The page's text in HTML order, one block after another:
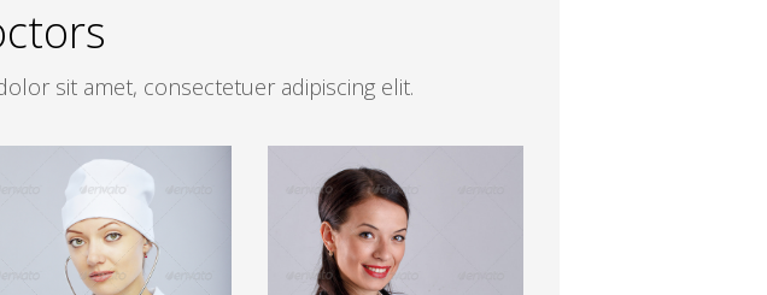
sit amet, consectetuer adipiscing elit.